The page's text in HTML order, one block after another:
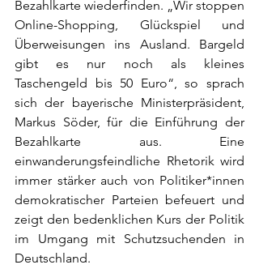
Bezahlkarte wiederfinden. „Wir stoppen
Online-Shopping, Glückspiel und
Überweisungen ins Ausland. Bargeld
gibt es nur noch als kleines
Taschengeld bis 50 Euro“, so sprach
sich der bayerische Ministerpräsident,
Markus Söder, für die Einführung der
Bezahlkarte aus. Eine
einwanderungsfeindliche Rhetorik wird
immer stärker auch von Politiker*innen
demokratischer Parteien befeuert und
zeigt den bedenklichen Kurs der Politik
im Umgang mit Schutzsuchenden in
Deutschland.